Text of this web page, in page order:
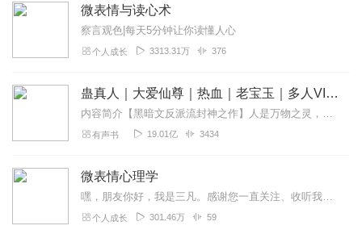
微表情与读心术
察言观色|每天5分钟让你读懂人心
个人成长 3313.31万 376
蛊真人｜大爱仙尊｜热血｜老宝玉｜多人VIP免费有声剧
内容简介【黑暗文反派流封神之作】人是万物之灵，蛊是天地真精。一个穿越者不断重生的故事。一个养蛊、炼蛊、用蛊的奇特世界。配音组（男角色）老宝玉旁白...
有声书 19.01亿 3434
微表情心理学
嘿，朋友你好，我是三凡。感谢您一直关注、收听我的节目。为了进一步提高节目质量，了解听友需求，我成立了QQ听友群，群号：829578734。快点加入与...
个人成长 301.46万 59